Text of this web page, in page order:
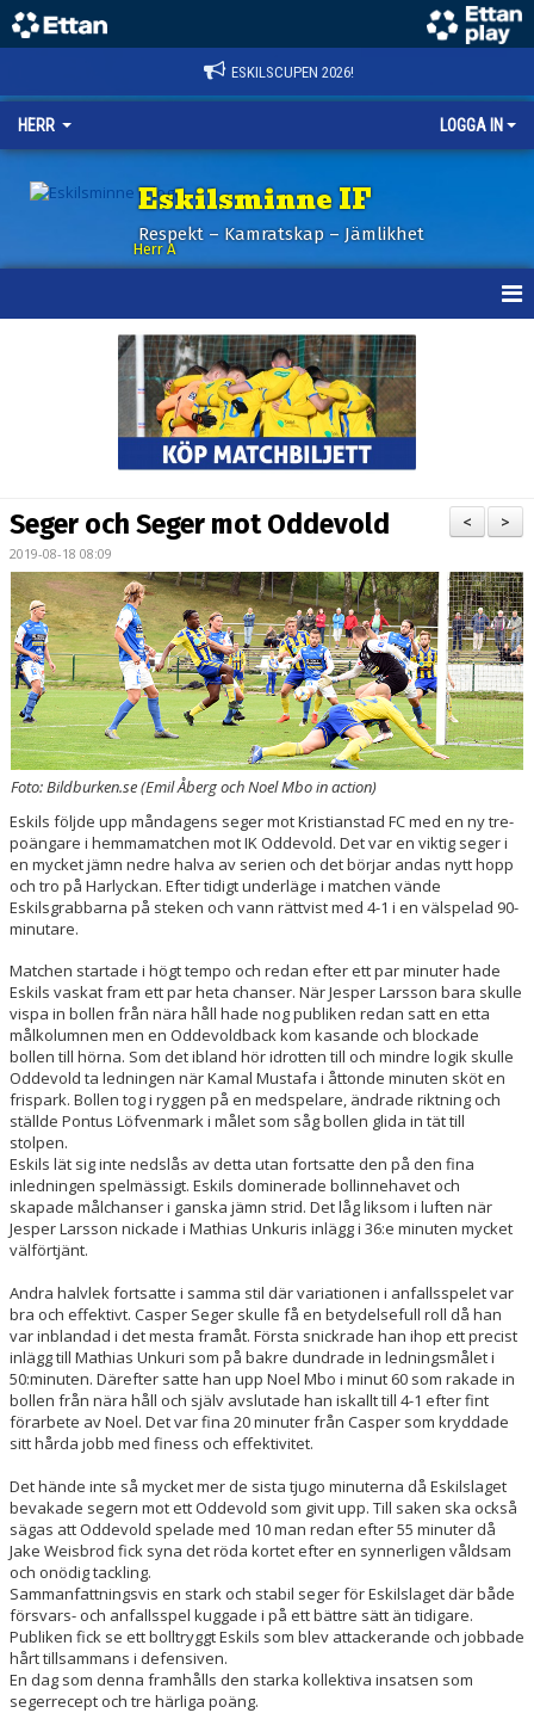
ESKILSCUPEN 2026!
HERR LOGGA IN
Eskilsminne IF
Respekt – Kamratskap – Jämlikhet
Herr A
BILDGALLERI
KONTAKT
MATCHER
ETTAN SÖDRA
>
<
Seger och Seger mot Oddevold
2019-08-18 08:09
Foto: Bildburken.se (Emil Åberg och Noel Mbo in action)
Eskils följde upp måndagens seger mot Kristianstad FC med en ny tre-
poängare i hemmamatchen mot IK Oddevold. Det var en viktig seger i
en mycket jämn nedre halva av serien och det börjar andas nytt hopp
och tro på Harlyckan. Efter tidigt underläge i matchen vände
Eskilsgrabbarna på steken och vann rättvist med 4-1 i en välspelad 90-
minutare.
Matchen startade i högt tempo och redan efter ett par minuter hade
Eskils vaskat fram ett par heta chanser. När Jesper Larsson bara skulle
vispa in bollen från nära håll hade nog publiken redan satt en etta
målkolumnen men en Oddevoldback kom kasande och blockade
bollen till hörna. Som det ibland hör idrotten till och mindre logik skulle
Oddevold ta ledningen när Kamal Mustafa i åttonde minuten sköt en
frispark. Bollen tog i ryggen på en medspelare, ändrade riktning och
ställde Pontus Löfvenmark i målet som såg bollen glida in tät till
stolpen.
Eskils lät sig inte nedslås av detta utan fortsatte den på den fina
inledningen spelmässigt. Eskils dominerade bollinnehavet och
skapade målchanser i ganska jämn strid. Det låg liksom i luften när
Jesper Larsson nickade i Mathias Unkuris inlägg i 36:e minuten mycket
välförtjänt.
Andra halvlek fortsatte i samma stil där variationen i anfallsspelet var
bra och effektivt. Casper Seger skulle få en betydelsefull roll då han
var inblandad i det mesta framåt. Första snickrade han ihop ett precist
inlägg till Mathias Unkuri som på bakre dundrade in ledningsmålet i
50:minuten. Därefter satte han upp Noel Mbo i minut 60 som rakade in
bollen från nära håll och själv avslutade han iskallt till 4-1 efter fint
förarbete av Noel. Det var fina 20 minuter från Casper som kryddade
sitt hårda jobb med finess och effektivitet.
Det hände inte så mycket mer de sista tjugo minuterna då Eskilslaget
bevakade segern mot ett Oddevold som givit upp. Till saken ska också
sägas att Oddevold spelade med 10 man redan efter 55 minuter då
Jake Weisbrod fick syna det röda kortet efter en synnerligen våldsam
och onödig tackling.
Sammanfattningsvis en stark och stabil seger för Eskilslaget där både
försvars- och anfallsspel kuggade i på ett bättre sätt än tidigare.
Publiken fick se ett bolltryggt Eskils som blev attackerande och jobbade
hårt tillsammans i defensiven.
En dag som denna framhålls den starka kollektiva insatsen som
segerrecept och tre härliga poäng.